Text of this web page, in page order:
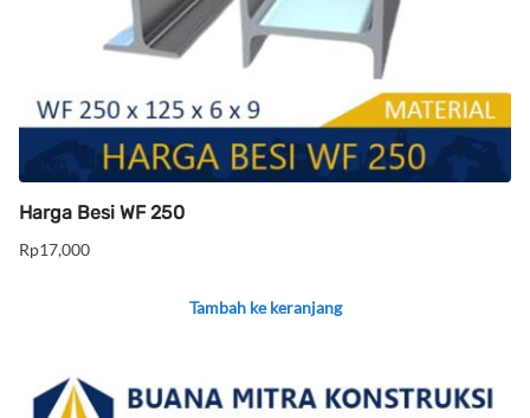
Harga Besi WF 250
Rp17,000
Tambah ke keranjang